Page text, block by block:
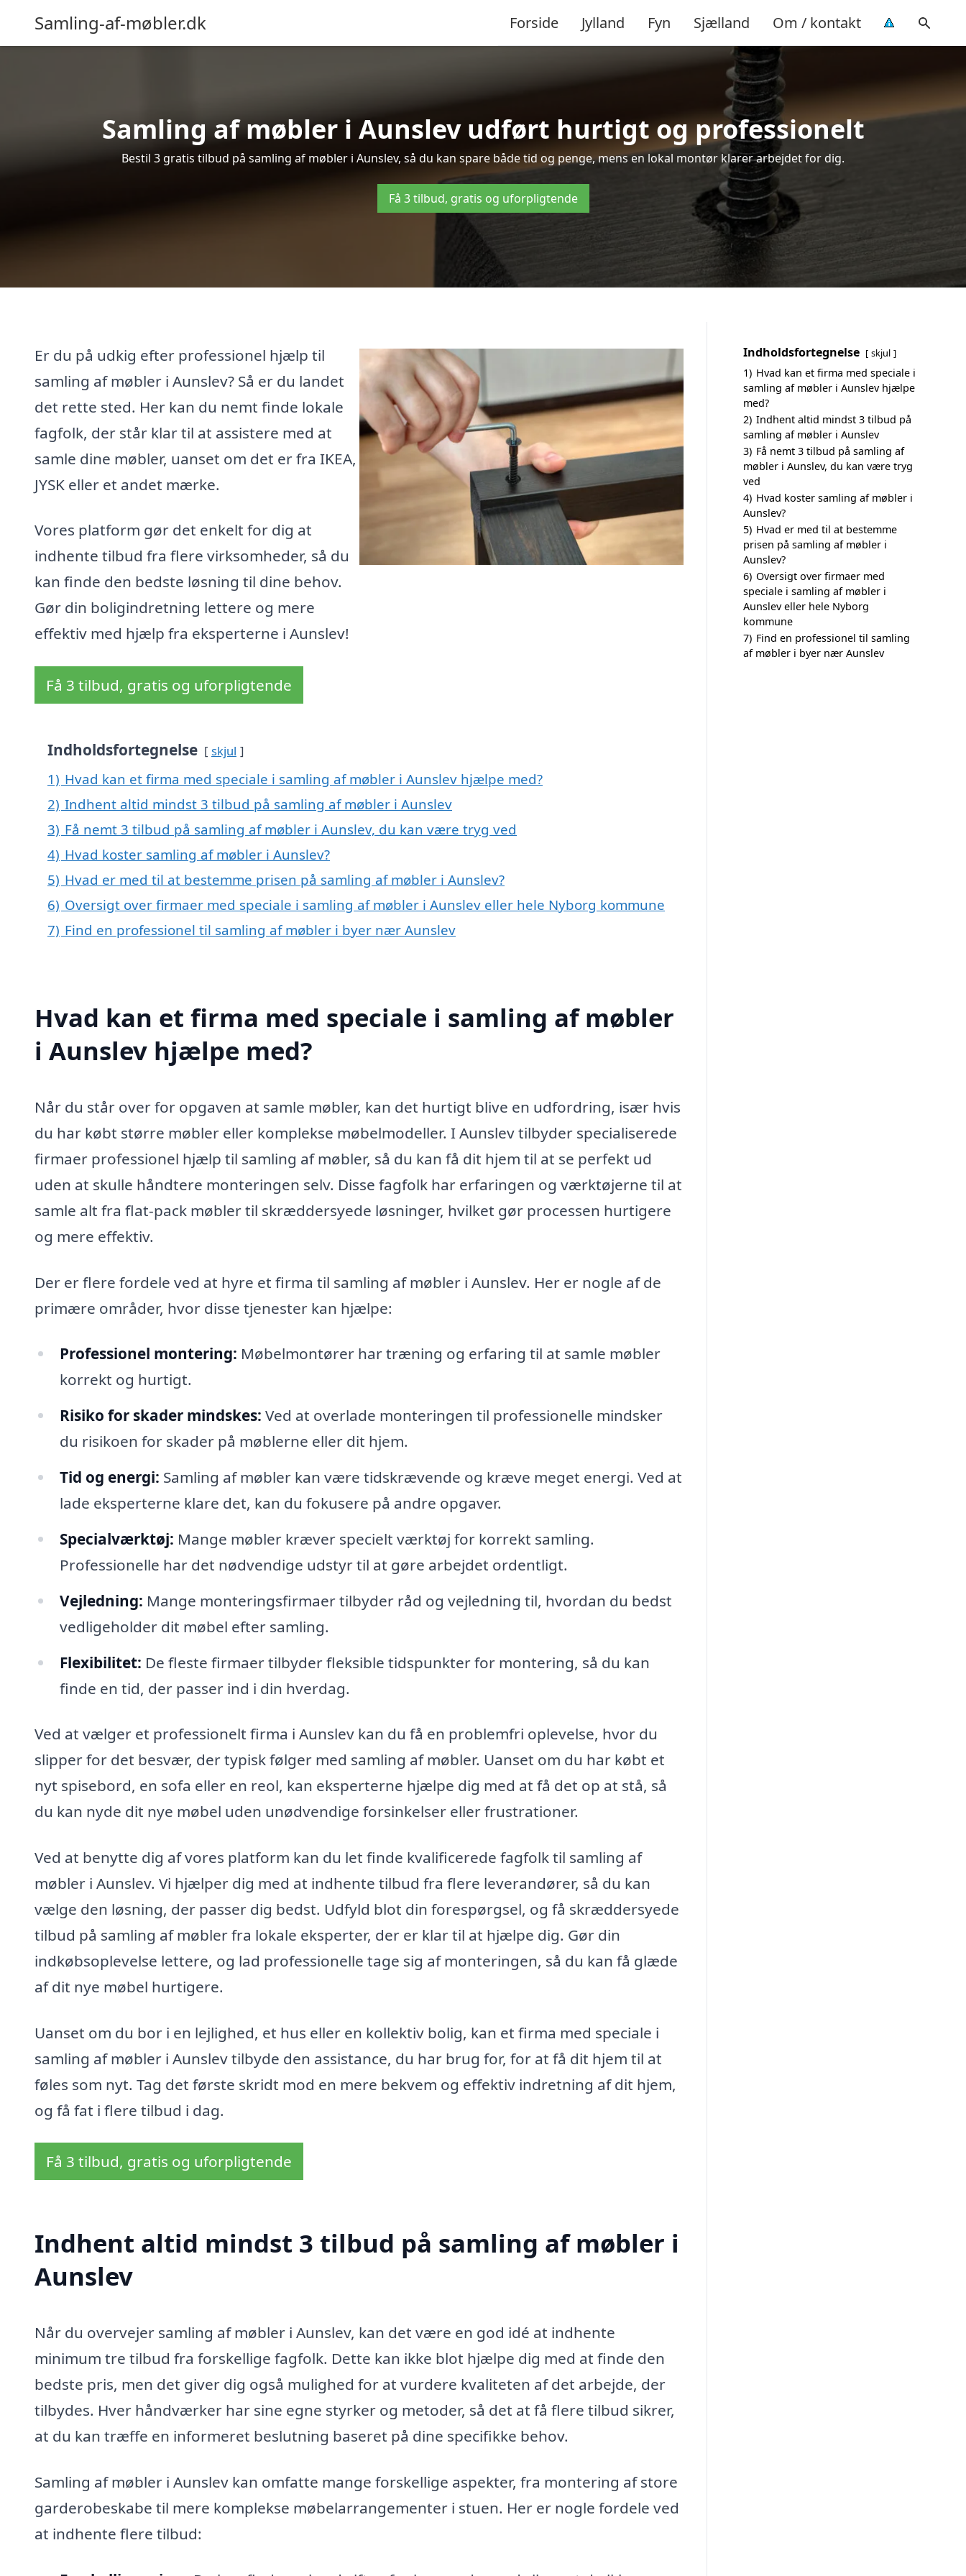
Samling-af-møbler.dk Forside Jylland Fyn Sjælland Om / kontakt
Samling af møbler i Aunslev udført hurtigt og professionelt
Bestil 3 gratis tilbud på samling af møbler i Aunslev, så du kan spare både tid og penge, mens en lokal montør klarer arbejdet for dig.
Få 3 tilbud, gratis og uforpligtende
Er du på udkig efter professionel hjælp til
samling af møbler i Aunslev? Så er du landet
det rette sted. Her kan du nemt finde lokale
fagfolk, der står klar til at assistere med at
samle dine møbler, uanset om det er fra IKEA,
JYSK eller et andet mærke.
Vores platform gør det enkelt for dig at
indhente tilbud fra flere virksomheder, så du
kan finde den bedste løsning til dine behov.
Gør din boligindretning lettere og mere
effektiv med hjælp fra eksperterne i Aunslev!
Få 3 tilbud, gratis og uforpligtende
Indholdsfortegnelse skjul
1) Hvad kan et firma med speciale i samling af møbler i Aunslev hjælpe med?
2) Indhent altid mindst 3 tilbud på samling af møbler i Aunslev
3) Få nemt 3 tilbud på samling af møbler i Aunslev, du kan være tryg ved
4) Hvad koster samling af møbler i Aunslev?
5) Hvad er med til at bestemme prisen på samling af møbler i Aunslev?
6) Oversigt over firmaer med speciale i samling af møbler i Aunslev eller hele Nyborg kommune
7) Find en professionel til samling af møbler i byer nær Aunslev
Hvad kan et firma med speciale i samling af møbler
i Aunslev hjælpe med?
Når du står over for opgaven at samle møbler, kan det hurtigt blive en udfordring, især hvis
du har købt større møbler eller komplekse møbelmodeller. I Aunslev tilbyder specialiserede
firmaer professionel hjælp til samling af møbler, så du kan få dit hjem til at se perfekt ud
uden at skulle håndtere monteringen selv. Disse fagfolk har erfaringen og værktøjerne til at
samle alt fra flat-pack møbler til skræddersyede løsninger, hvilket gør processen hurtigere
og mere effektiv.
Der er flere fordele ved at hyre et firma til samling af møbler i Aunslev. Her er nogle af de
primære områder, hvor disse tjenester kan hjælpe:
Professionel montering: Møbelmontører har træning og erfaring til at samle møbler
korrekt og hurtigt.
Risiko for skader mindskes: Ved at overlade monteringen til professionelle mindsker
du risikoen for skader på møblerne eller dit hjem.
Tid og energi: Samling af møbler kan være tidskrævende og kræve meget energi. Ved at
lade eksperterne klare det, kan du fokusere på andre opgaver.
Specialværktøj: Mange møbler kræver specielt værktøj for korrekt samling.
Professionelle har det nødvendige udstyr til at gøre arbejdet ordentligt.
Vejledning: Mange monteringsfirmaer tilbyder råd og vejledning til, hvordan du bedst
vedligeholder dit møbel efter samling.
Flexibilitet: De fleste firmaer tilbyder fleksible tidspunkter for montering, så du kan
finde en tid, der passer ind i din hverdag.
Ved at vælger et professionelt firma i Aunslev kan du få en problemfri oplevelse, hvor du
slipper for det besvær, der typisk følger med samling af møbler. Uanset om du har købt et
nyt spisebord, en sofa eller en reol, kan eksperterne hjælpe dig med at få det op at stå, så
du kan nyde dit nye møbel uden unødvendige forsinkelser eller frustrationer.
Ved at benytte dig af vores platform kan du let finde kvalificerede fagfolk til samling af
møbler i Aunslev. Vi hjælper dig med at indhente tilbud fra flere leverandører, så du kan
vælge den løsning, der passer dig bedst. Udfyld blot din forespørgsel, og få skræddersyede
tilbud på samling af møbler fra lokale eksperter, der er klar til at hjælpe dig. Gør din
indkøbsoplevelse lettere, og lad professionelle tage sig af monteringen, så du kan få glæde
af dit nye møbel hurtigere.
Uanset om du bor i en lejlighed, et hus eller en kollektiv bolig, kan et firma med speciale i
samling af møbler i Aunslev tilbyde den assistance, du har brug for, for at få dit hjem til at
føles som nyt. Tag det første skridt mod en mere bekvem og effektiv indretning af dit hjem,
og få fat i flere tilbud i dag.
Få 3 tilbud, gratis og uforpligtende
Indhent altid mindst 3 tilbud på samling af møbler i
Aunslev
Når du overvejer samling af møbler i Aunslev, kan det være en god idé at indhente
minimum tre tilbud fra forskellige fagfolk. Dette kan ikke blot hjælpe dig med at finde den
bedste pris, men det giver dig også mulighed for at vurdere kvaliteten af det arbejde, der
tilbydes. Hver håndværker har sine egne styrker og metoder, så det at få flere tilbud sikrer,
at du kan træffe en informeret beslutning baseret på dine specifikke behov.
Samling af møbler i Aunslev kan omfatte mange forskellige aspekter, fra montering af store
garderobeskabe til mere komplekse møbelarrangementer i stuen. Her er nogle fordele ved
at indhente flere tilbud:
Indholdsfortegnelse skjul
1) Hvad kan et firma med speciale i
samling af møbler i Aunslev hjælpe
med?
2) Indhent altid mindst 3 tilbud på
samling af møbler i Aunslev
3) Få nemt 3 tilbud på samling af
møbler i Aunslev, du kan være tryg
ved
4) Hvad koster samling af møbler i
Aunslev?
5) Hvad er med til at bestemme
prisen på samling af møbler i
Aunslev?
6) Oversigt over firmaer med
speciale i samling af møbler i
Aunslev eller hele Nyborg
kommune
7) Find en professionel til samling
af møbler i byer nær Aunslev